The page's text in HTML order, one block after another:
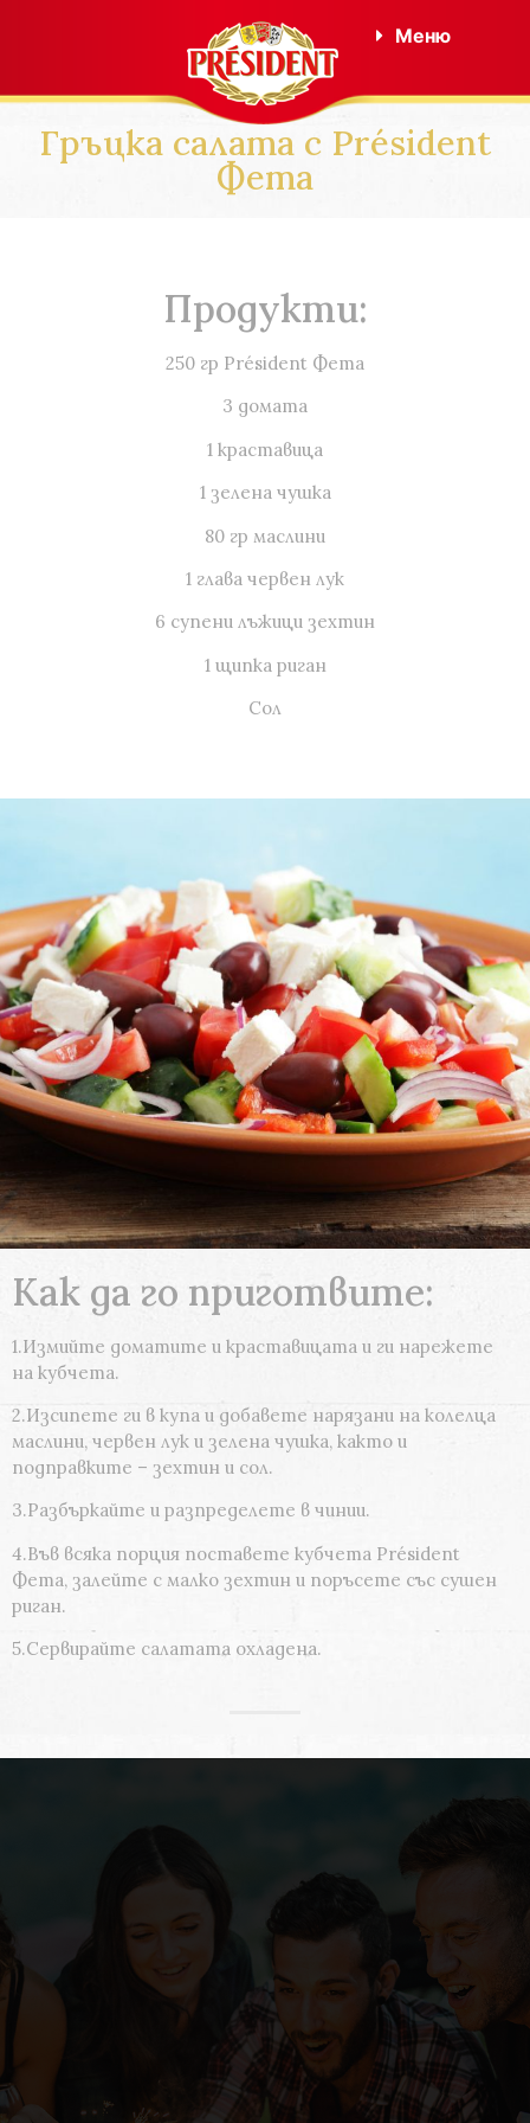
Меню
Гръцка салата с Président
Фета
Продукти:
250 гр Président Фета
3 домата
1 краставица
1 зелена чушка
80 гр маслини
1 глава червен лук
6 супени лъжици зехтин
1 щипка риган
Сол
Как да го приготвите:
1.Измийте доматите и краставицата и ги нарежете
на кубчета.
2.Изсипете ги в купа и добавете нарязани на колелца
маслини, червен лук и зелена чушка, както и
подправките – зехтин и сол.
3.Разбъркайте и разпределете в чинии.
4.Във всяка порция поставете кубчета Président
Фета, залейте с малко зехтин и поръсете със сушен
риган.
5.Сервирайте салатата охладена.